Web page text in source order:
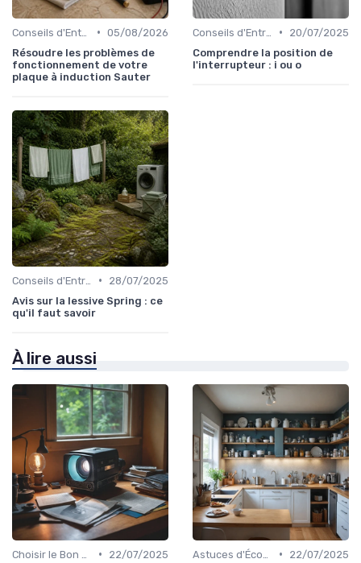
• 05/08/2026
Résoudre les problèmes de
fonctionnement de votre
plaque à induction Sauter
•
20/07/2025
Comprendre la position de
l'interrupteur : i ou o
•
28/07/2025
Avis sur la lessive Spring : ce
qu'il faut savoir
À lire aussi
•
22/07/2025
•
22/07/2025